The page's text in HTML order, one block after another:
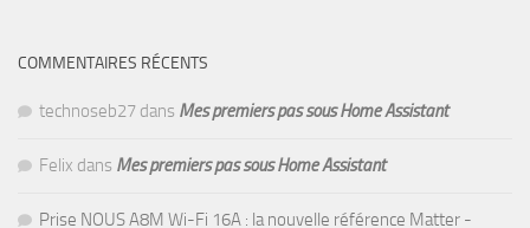
COMMENTAIRES RÉCENTS
technoseb27 dans Mes premiers pas sous Home Assistant
Felix dans Mes premiers pas sous Home Assistant
Prise NOUS A8M Wi-Fi 16A : la nouvelle référence Matter -